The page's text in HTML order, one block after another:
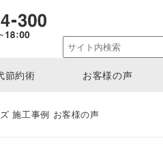
節約術 お客様の声
施工事例 お客様の声